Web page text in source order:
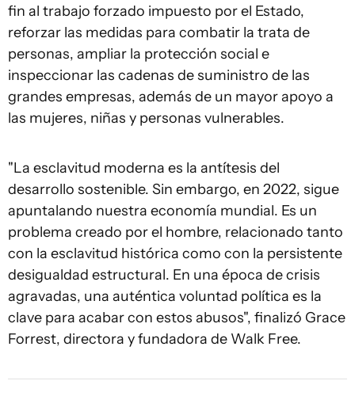
fin al trabajo forzado impuesto por el Estado,
reforzar las medidas para combatir la trata de
personas, ampliar la protección social e
inspeccionar las cadenas de suministro de las
grandes empresas, además de un mayor apoyo a
las mujeres, niñas y personas vulnerables.
"La esclavitud moderna es la antítesis del
desarrollo sostenible. Sin embargo, en 2022, sigue
apuntalando nuestra economía mundial. Es un
problema creado por el hombre, relacionado tanto
con la esclavitud histórica como con la persistente
desigualdad estructural. En una época de crisis
agravadas, una auténtica voluntad política es la
clave para acabar con estos abusos", finalizó Grace
Forrest, directora y fundadora de Walk Free.